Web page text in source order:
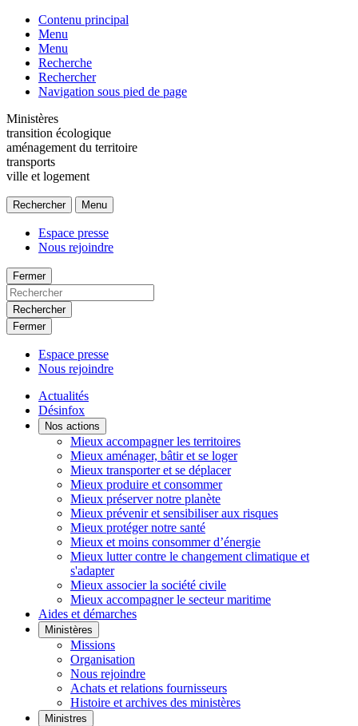
Contenu principal
Menu
Menu
Recherche
Rechercher
Navigation sous pied de page
Ministères
transition écologique
aménagement du territoire
transports
ville et logement
Rechercher Menu
Espace presse
Nous rejoindre
Fermer
Rechercher
Fermer
Espace presse
Nous rejoindre
Actualités
Désinfox
Nos actions
Mieux accompagner les territoires
Mieux aménager, bâtir et se loger
Mieux transporter et se déplacer
Mieux produire et consommer
Mieux préserver notre planète
Mieux prévenir et sensibiliser aux risques
Mieux protéger notre santé
Mieux et moins consommer d’énergie
Mieux lutter contre le changement climatique et
s'adapter
Mieux associer la société civile
Mieux accompagner le secteur maritime
Aides et démarches
Ministères
Missions
Organisation
Nous rejoindre
Achats et relations fournisseurs
Histoire et archives des ministères
Ministres